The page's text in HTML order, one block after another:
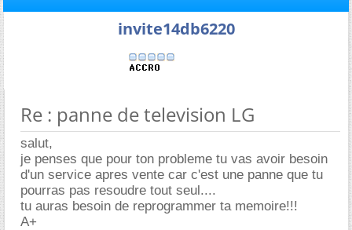
invite14db6220
Re : panne de television LG
salut,
je penses que pour ton probleme tu vas avoir besoin
d'un service apres vente car c'est une panne que tu
pourras pas resoudre tout seul....
tu auras besoin de reprogrammer ta memoire!!!
A+